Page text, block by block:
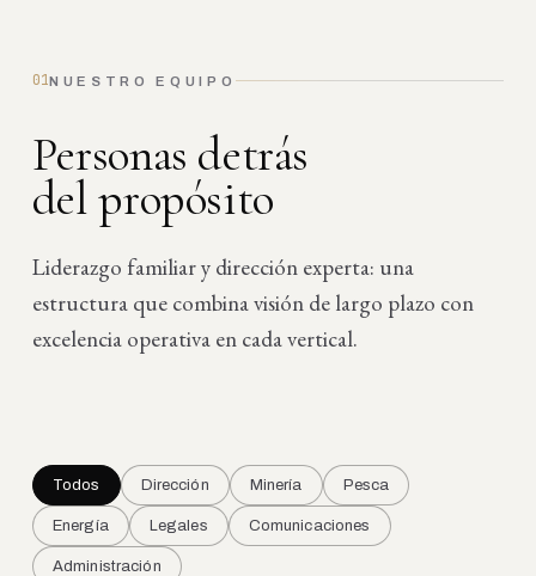
01NUESTRO EQUIPO
Personas detrás
delpropósito
Liderazgo familiar y dirección experta: una
estructura que combina visión de largo plazo con
excelencia operativa en cada vertical.
Todos Dirección Minería Pesca
Energía Legales Comunicaciones
Administración